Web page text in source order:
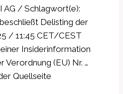
AG / Schlagwort(e):
Delisting der
/ 11:45 CET/CEST
Insiderinformation
Verordnung (EU) Nr. …
Quellseite